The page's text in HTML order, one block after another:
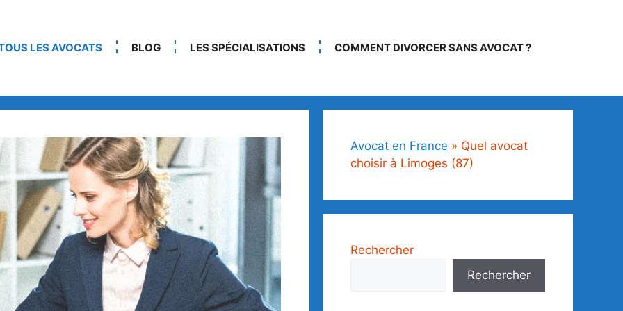
LES AVOCATS BLOG LES SPÉCIALISATIONS COMMENT DIVORCER SANS AVOCAT ?
Avocat en France » Quel avocat
choisir à Limoges (87)
Rechercher
Rechercher